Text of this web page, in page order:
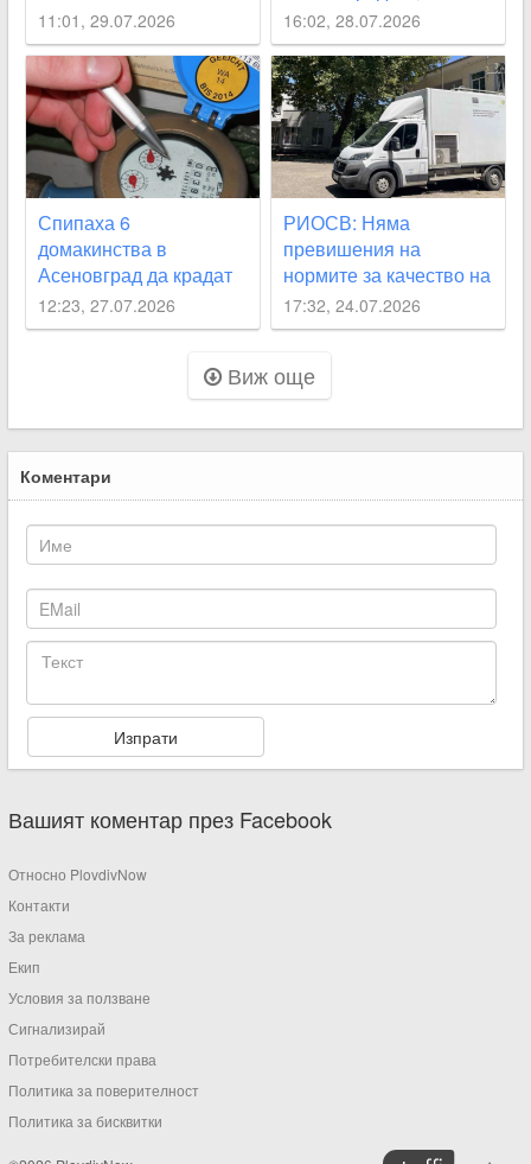
Асеновград
11:01, 29.07.2026
Карловско, “Родопи“
през август
16:02, 28.07.2026
Спипаха 6
домакинства в
Асеновград да крадат
вода
12:23, 27.07.2026
РИОСВ: Няма
превишения на
нормите за качество на
въздуха след пожара в
Асеновград
17:32, 24.07.2026
Виж още
Коментари
Вашият коментар през Facebook
Относно PlovdivNow
Контакти
За реклама
Екип
Условия за ползване
Сигнализирай
Потребителски права
Политика за поверителност
Политика за бисквитки